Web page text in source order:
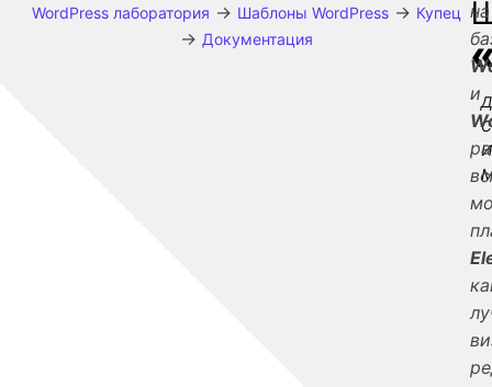
WordPress лаборатория → Шаблоны WordPress→ Купец
→ Документация
на
и